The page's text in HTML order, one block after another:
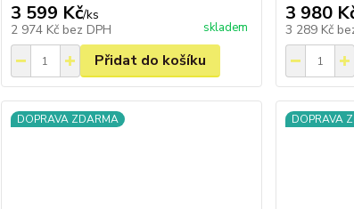
3 599 Kč/ks
2 974 Kč bez DPH skladem
Přidat do košíku
3 980
3 289 Kč
DOPRAVA ZDARMA DOPRAVA